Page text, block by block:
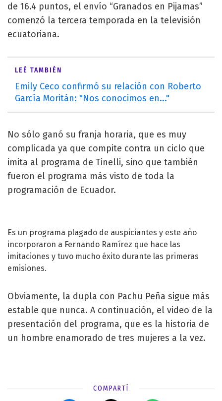
de 16.4 puntos, el envío “Granados en Pijamas”
comenzó la tercera temporada en la televisión
ecuatoriana.
LEÉ TAMBIÉN
Emily Ceco confirmó su relación con Roberto
García Moritán: "Nos conocimos en..."
No sólo ganó su franja horaria, que es muy
complicada ya que compite contra un ciclo que
imita al programa de Tinelli, sino que también
fueron el programa más visto de toda la
programación de Ecuador.
Es un programa plagado de auspiciantes y este año
incorporaron a Fernando Ramírez que hace las
imitaciones y tuvo mucho éxito durante las primeras
emisiones.
Obviamente, la dupla con Pachu Peña sigue más
estable que nunca. A continuación, el video de la
presentación del programa, que es la historia de
un hombre enamorado de tres mujeres a la vez.
COMPARTÍ